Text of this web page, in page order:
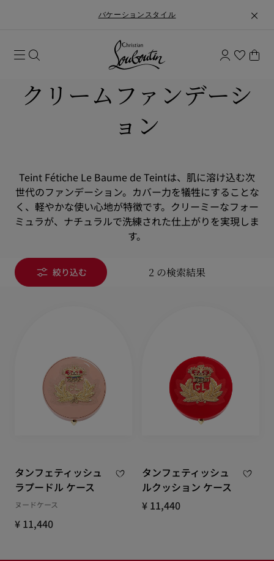
バケーションスタイル
クリームファンデーシ
ョン
Teint Fétiche Le Baume de Teintは、肌に溶け込む次
世代のファンデーション。カバー力を犠牲にすることな
く、軽やかな使い心地が特徴です。クリーミーなフォー
ミュラが、ナチュラルで洗練された仕上がりを実現しま
す。
絞り込む 2 の検索結果
タンフェティッシュ
ラプードル ケース
ヌードケース
¥ 11,440
タンフェティッシュ
ルクッション ケース
¥ 11,440